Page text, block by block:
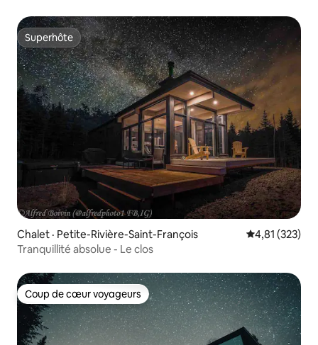
Superhôte
Superhôte
Chalet · Petite-Rivière-Saint-François Note
4,81 (323)
Tranquillité absolue - Le clos
Coup de cœur voyageurs
Coup de cœur voyageurs